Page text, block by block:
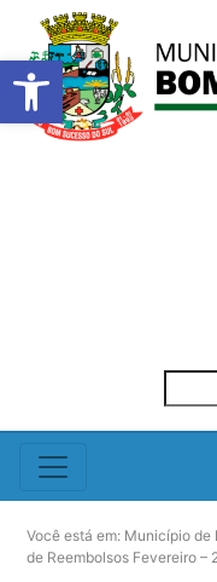
Barra de
Você está em: Município de
de Reembolsos Fevereiro –